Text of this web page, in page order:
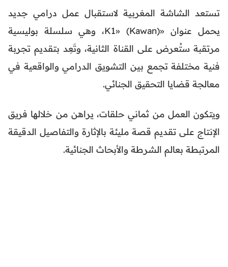
تستعد الشاشة المغربية لاستقبال عمل درامي جديد
يحمل عنوان «K1» (Kawan)، وهي سلسلة بوليسية
مرتقبة ستُعرض على القناة الثانية، وتَعِد بتقديم تجربة
فنية مختلفة تجمع بين التشويق الدرامي والواقعية في
معالجة قضايا التحقيق الجنائي.
ويتكون العمل من ثماني حلقات، يراهن من خلالها فريق
الإنتاج على تقديم قصة مليئة بالإثارة والتفاصيل الدقيقة
المرتبطة بعالم الشرطة والأبحاث الجنائية.